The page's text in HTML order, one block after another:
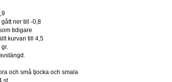
ner till -0,8
tidigare
kurvan till 4,5
och små tjocka och smala
st